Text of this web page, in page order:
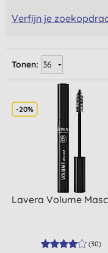
Verfijn je
Tonen:
-20%
Lavera Volume
(30)